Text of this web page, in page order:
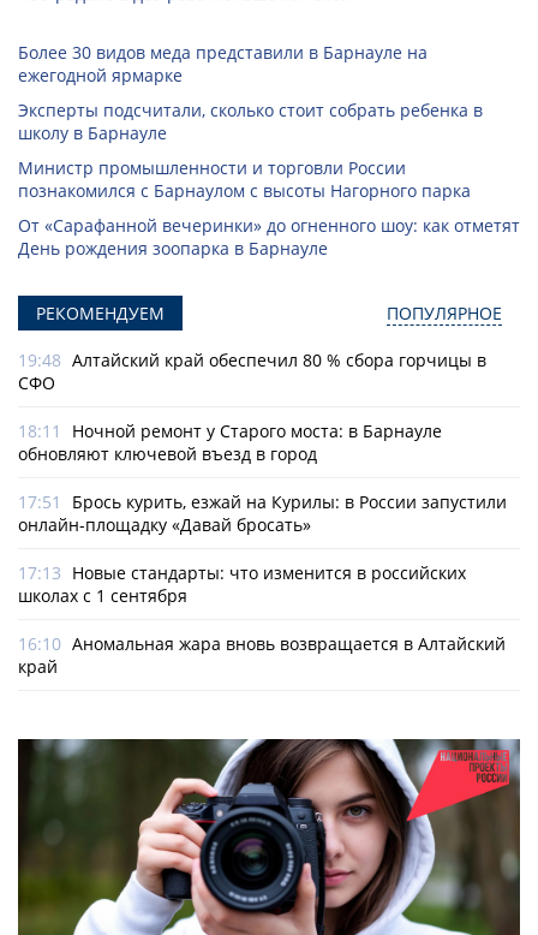
Более 30 видов меда представили в Барнауле на
ежегодной ярмарке
Эксперты подсчитали, сколько стоит собрать ребенка в
школу в Барнауле
Министр промышленности и торговли России
познакомился с Барнаулом с высоты Нагорного парка
От «Сарафанной вечеринки» до огненного шоу: как отметят
День рождения зоопарка в Барнауле
РЕКОМЕНДУЕМ ПОПУЛЯРНОЕ
19:48 Алтайский край обеспечил 80 % сбора горчицы в
СФО
18:11
Ночной ремонт у Старого моста: в Барнауле
обновляют ключевой въезд в город
17:51
Брось курить, езжай на Курилы: в России запустили
онлайн-­площадку «Давай бросать»
17:13 Новые стандарты: что изменится в российских
школах с 1 сентября
16:10 Аномальная жара вновь возвращается в Алтайский
край